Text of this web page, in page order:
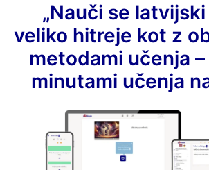
„Nauči se
veliko hitreje kot z
metodami učenja –
minutami učenja